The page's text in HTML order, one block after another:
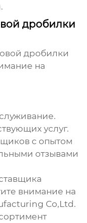
дробилки
дробилки
на
услуг.
с опытом
отзывами
внимание на
Co,Ltd.